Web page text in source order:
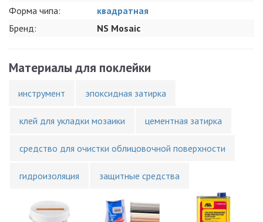
Форма чипа:
квадратная
Бренд:
NS Mosaic
Материалы для поклейки
инструмент эпоксидная затирка
клей для укладки мозаики цементная затирка
средство для очистки облицовочной поверхности
гидроизоляция защитные средства